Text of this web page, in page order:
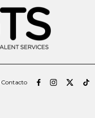
Contacto